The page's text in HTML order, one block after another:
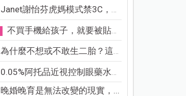
Janet謝怡芬虎媽模式禁3C，看...
不買手機給孩子，就要被貼「...
為什麼不想或不敢生二胎？這8...
0.05%阿托品近視控制眼藥水納...
晚婚晚育是無法改變的現實，...